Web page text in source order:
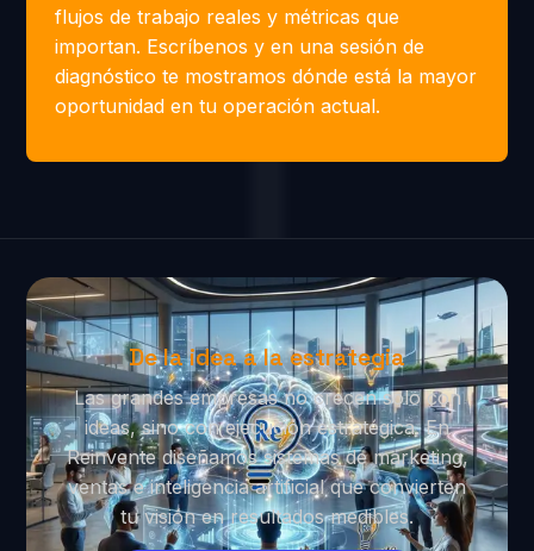
flujos de trabajo reales y métricas que
importan. Escríbenos y en una sesión de
diagnóstico te mostramos dónde está la mayor
oportunidad en tu operación actual.
De la idea a la estrategia
Las grandes empresas no crecen solo con
ideas, sino con ejecución estratégica. En
Reinvente diseñamos sistemas de marketing,
ventas e inteligencia artificial que convierten
tu visión en resultados medibles.